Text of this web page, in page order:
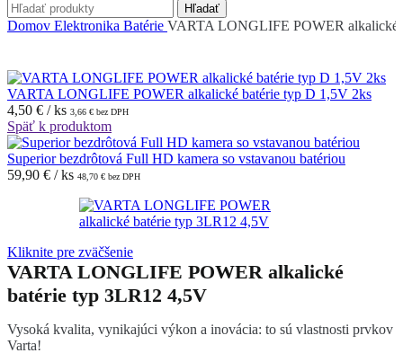
Hľadať
Domov Elektronika Batérie VARTA LONGLIFE POWER alkalické
VARTA LONGLIFE POWER alkalické batérie typ D 1,5V 2ks
4,50 € / ks 3,66 € bez DPH
Späť k produktom
Superior bezdrôtová Full HD kamera so vstavanou batériou
59,90 € / ks 48,70 € bez DPH
Kliknite pre zväčšenie
VARTA LONGLIFE POWER alkalické
batérie typ 3LR12 4,5V
Vysoká kvalita, vynikajúci výkon a inovácia: to sú vlastnosti prvkov
Varta!